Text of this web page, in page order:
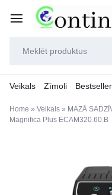
Veikals Zīmoli
Home » Veikals » MAZĀ
Magnifica Plus ECAM320.60.B